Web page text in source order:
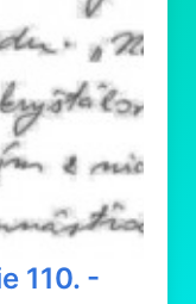
110. -